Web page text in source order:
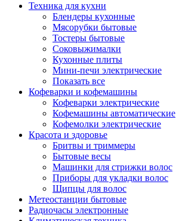
Техника для кухни
Блендеры кухонные
Мясорубки бытовые
Тостеры бытовые
Соковыжималки
Кухонные плиты
Мини-печи электрические
Показать все
Кофеварки и кофемашины
Кофеварки электрические
Кофемашины автоматические
Кофемолки электрические
Красота и здоровье
Бритвы и триммеры
Бытовые весы
Машинки для стрижки волос
Приборы для укладки волос
Щипцы для волос
Метеостанции бытовые
Радиочасы электронные